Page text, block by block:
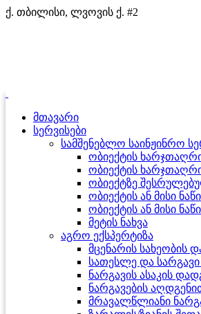
ქ. თბილისი, ლვოვის ქ. #2
მთავარი
სერვისები
სამშენებლო საინჟინრო
ობიექტის
ობიექტის
ობიექტზე
ობიექტის ან მისი
ობიექტის ან მისი
მეტის ნახვა
აგრო ექსპერტიზა
მცენარის სახეობის
სათესლე და სარგავი
ნარგავის ასაკის
ნარგავების
მრავალწლიანი